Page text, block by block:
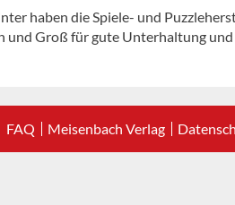
haben die Spiele- und
und Groß für gute Unterhaltung und
FAQ Meisenbach Verlag